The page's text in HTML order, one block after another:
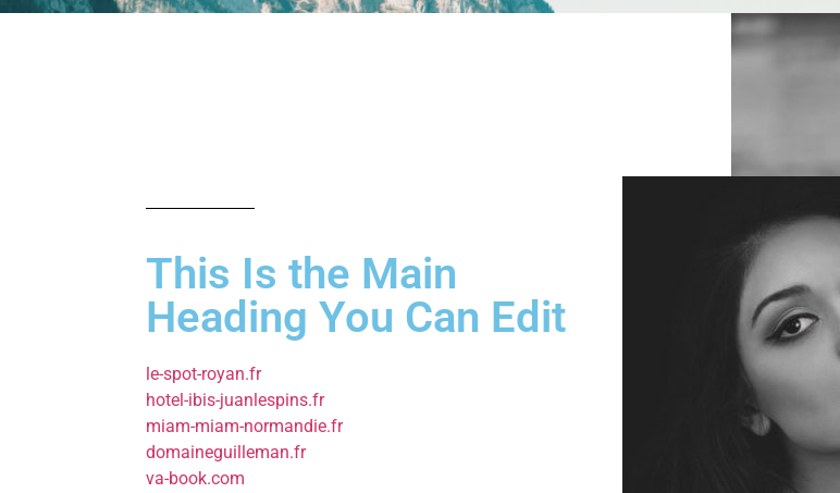
This Is the Main
Heading You Can Edit​
le-spot-royan.fr
hotel-ibis-juanlespins.fr
miam-miam-normandie.fr
domaineguilleman.fr
va-book.com